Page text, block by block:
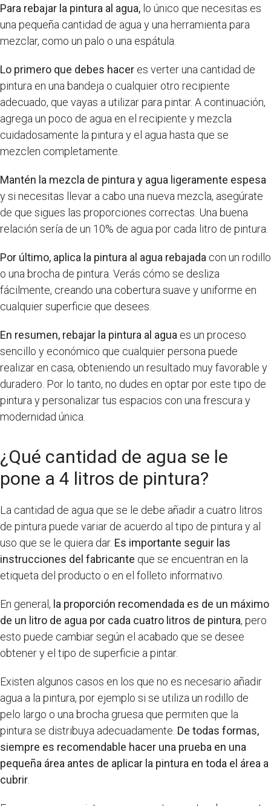
Para rebajar la pintura al agua, lo único que necesitas es
una pequeña cantidad de agua y una herramienta para
mezclar, como un palo o una espátula.
Lo primero que debes hacer es verter una cantidad de
pintura en una bandeja o cualquier otro recipiente
adecuado, que vayas a utilizar para pintar. A continuación,
agrega un poco de agua en el recipiente y mezcla
cuidadosamente la pintura y el agua hasta que se
mezclen completamente.
Mantén la mezcla de pintura y agua ligeramente espesa
y si necesitas llevar a cabo una nueva mezcla, asegúrate
de que sigues las proporciones correctas. Una buena
relación sería de un 10% de agua por cada litro de pintura.
Por último, aplica la pintura al agua rebajada con un rodillo
o una brocha de pintura. Verás cómo se desliza
fácilmente, creando una cobertura suave y uniforme en
cualquier superficie que desees.
En resumen, rebajar la pintura al agua es un proceso
sencillo y económico que cualquier persona puede
realizar en casa, obteniendo un resultado muy favorable y
duradero. Por lo tanto, no dudes en optar por este tipo de
pintura y personalizar tus espacios con una frescura y
modernidad única.
¿Qué cantidad de agua se le
pone a 4 litros de pintura?
La cantidad de agua que se le debe añadir a cuatro litros
de pintura puede variar de acuerdo al tipo de pintura y al
uso que se le quiera dar. Es importante seguir las
instrucciones del fabricante que se encuentran en la
etiqueta del producto o en el folleto informativo.
En general, la proporción recomendada es de un máximo
de un litro de agua por cada cuatro litros de pintura, pero
esto puede cambiar según el acabado que se desee
obtener y el tipo de superficie a pintar.
Existen algunos casos en los que no es necesario añadir
agua a la pintura, por ejemplo si se utiliza un rodillo de
pelo largo o una brocha gruesa que permiten que la
pintura se distribuya adecuadamente. De todas formas,
siempre es recomendable hacer una prueba en una
pequeña área antes de aplicar la pintura en toda el área a
cubrir